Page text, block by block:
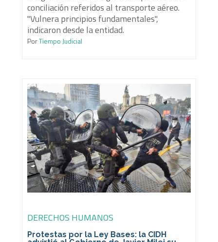
conciliación referidos al transporte aéreo.
"Vulnera principios fundamentales",
indicaron desde la entidad.
PorTiempo Judicial
DERECHOS HUMANOS
Protestas por la Ley Bases: la CIDH